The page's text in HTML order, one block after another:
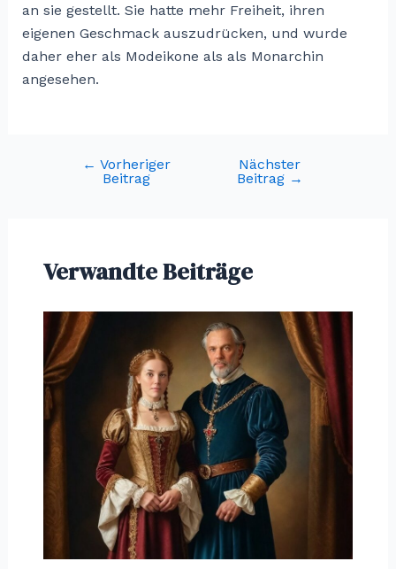
an sie gestellt. Sie hatte mehr Freiheit, ihren
eigenen Geschmack auszudrücken, und wurde
daher eher als Modeikone als als Monarchin
angesehen.
← Vorheriger
Beitrag
Nächster
Beitrag →
Verwandte Beiträge